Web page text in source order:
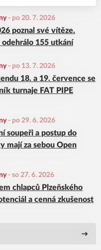
- po 20. 7. 2026
poznal své vítěze.
155 utkání
- po 13. 7. 2026
18. a 19. července se
turnaje FAT PIPE
- po 29. 6. 2026
soupeři a postup do
mají za sebou Open
- so 27. 6. 2026
chlapců Plzeňského
a cenná zkušenost